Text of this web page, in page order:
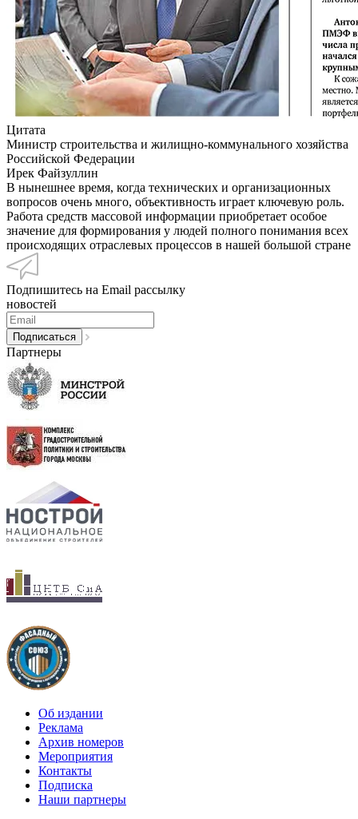
Цитата
Министр строительства и жилищно-коммунального хозяйства
Российской Федерации
Ирек Файзуллин
В нынешнее время, когда технических и организационных
вопросов очень много, объективность играет ключевую роль.
Работа средств массовой информации приобретает особое
значение для формирования у людей полного понимания всех
происходящих отраслевых процессов в нашей большой стране
Подпишитесь на Email рассылку
новостей
Партнеры
Об издании
Реклама
Архив номеров
Мероприятия
Контакты
Подписка
Наши партнеры